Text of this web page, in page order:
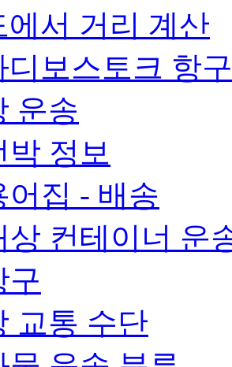
에서 거리 계산
디보스토크 항
운송
박 정보
어집 - 배송
상 컨테이너 운
구
교통 수단